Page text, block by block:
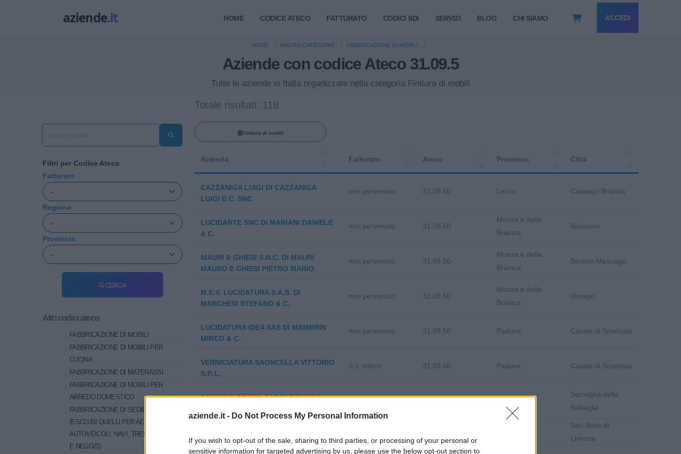
aziende.it - Do Not Process My Personal Information
If you wish to opt-out of the sale, sharing to third parties, or processing of your personal or
sensitive information for targeted advertising by us, please use the below opt-out section to
HOME CODICE ATECO FATTURATO CODICI SDI SERVIZI BLOG CHI SIAMO ACCEDI
Aziende con codice Ateco 31.09.5
Tutte le aziende in Italia organizzate nella categoria Finitura di mobili
HOME MACRO CATEGORIE FABBRICAZIONE DI MOBILI
Filtri per Codice Ateco
Fatturato
Regione
Provincia
Cerca
Altri codici ateco
FABBRICAZIONE DI MOBILI
FABBRICAZIONE DI MOBILI PER
CUCINA
FABBRICAZIONE DI MATERASSI
FABBRICAZIONE DI MOBILI PER
ARREDO DOMESTICO
FABBRICAZIONE DI SEDIE E SEDILI
(ESCLUSI QUELLI PER AEROMOBILI,
AUTOVEICOLI, NAVI, TRENI, UFFICIO
E NEGOZI)
Totale risultati: 118
Finitura di mobili
Azienda Fatturato Ateco Provincia Città
CAZZANIGA LUIGI DI CAZZANIGA
LUIGI E C. SNC
non pervenuto 31.09.50 Lecco Cassago Brianza
LUCIDARTE SNC DI MARIANI DANIELE
& C.
non pervenuto 31.09.50
Monza e della
Brianza
Biassono
MAURI & GHIESI S.N.C. DI MAURI
MAURO E GHIESI PIETRO MARIO
non pervenuto 31.09.50
Monza e della
Brianza
Bovisio-Masciago
M.E.V. LUCIDATURA S.A.S. DI
MARCHESI STEFANO & C.
non pervenuto 31.09.50
Monza e della
Brianza
Ornago
LUCIDATURA IDEA SAS DI MAMBRIN
MIRCO & C.
non pervenuto 31.09.50 Padova Casale di Scodosia
VERNICIATURA SAONCELLA VITTORIO
S.R.L.
0-1 milioni 31.09.50 Padova Casale di Scodosia
BENINCA' COSMA SAS DI BENINCA'
Sernaglia della
Battaglia
San Stino di
Livenza